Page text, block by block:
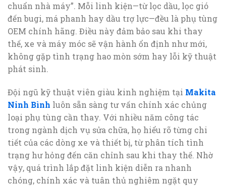
chuẩn nhà máy”. Mỗi linh kiện—từ lọc dầu, lọc gió
đến bugi, má phanh hay dầu trợ lực—đều là phụ tùng
OEM chính hãng. Điều này đảm bảo sau khi thay
thế, xe và máy móc sẽ vận hành ổn định như mới,
không gặp tình trạng hao mòn sớm hay lỗi kỹ thuật
phát sinh.
Đội ngũ kỹ thuật viên giàu kinh nghiệm tại Makita
Ninh Bình luôn sẵn sàng tư vấn chính xác chủng
loại phụ tùng cần thay. Với nhiều năm công tác
trong ngành dịch vụ sửa chữa, họ hiểu rõ từng chi
tiết của các dòng xe và thiết bị, từ phân tích tình
trạng hư hỏng đến căn chỉnh sau khi thay thế. Nhờ
vậy, quá trình lắp đặt linh kiện diễn ra nhanh
chóng, chính xác và tuân thủ nghiêm ngặt quy